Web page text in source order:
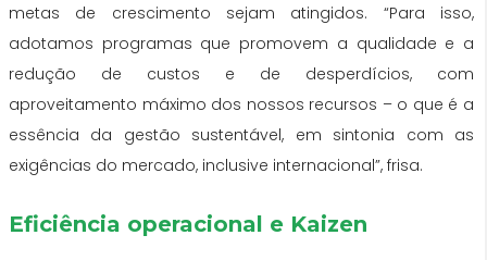
metas de crescimento sejam atingidos. “Para isso,
adotamos programas que promovem a qualidade e a
redução de custos e de desperdícios, com
aproveitamento máximo dos nossos recursos – o que é a
essência da gestão sustentável, em sintonia com as
exigências do mercado, inclusive internacional”, frisa.
Eficiência operacional e Kaizen